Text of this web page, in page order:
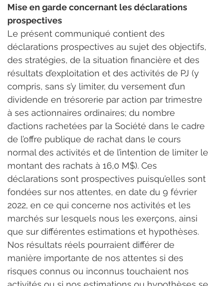
Mise en garde concernant les déclarations
prospectives
Le présent communiqué contient des
déclarations prospectives au sujet des objectifs,
des stratégies, de la situation financière et des
résultats d’exploitation et des activités de PJ (y
compris, sans s’y limiter, du versement d’un
dividende en trésorerie par action par trimestre
à ses actionnaires ordinaires; du nombre
d’actions rachetées par la Société dans le cadre
de l’offre publique de rachat dans le cours
normal des activités et de l’intention de limiter le
montant des rachats à 16,0 M$). Ces
déclarations sont prospectives puisqu’elles sont
fondées sur nos attentes, en date du 9 février
2022, en ce qui concerne nos activités et les
marchés sur lesquels nous les exerçons, ainsi
que sur différentes estimations et hypothèses.
Nos résultats réels pourraient différer de
manière importante de nos attentes si des
risques connus ou inconnus touchaient nos